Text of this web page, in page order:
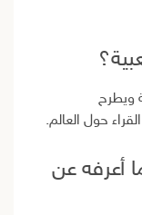
ويطرح
حول العالم.
أعرفه عن